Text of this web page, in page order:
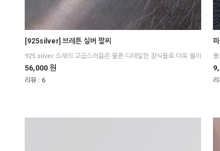
[925silver] 브레튼 실버 팔찌
56,000 원
리뷰 : 6